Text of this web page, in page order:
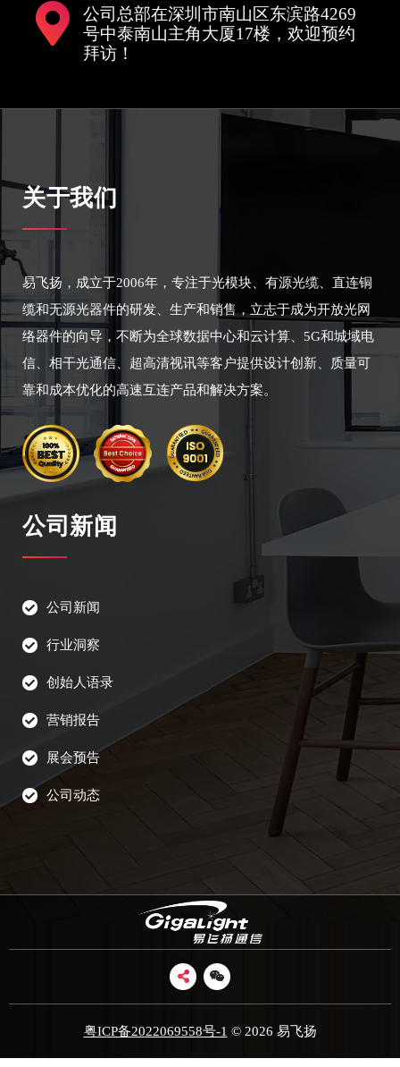
公司总部在深圳市南山区东滨路4269
号中泰南山主角大厦17楼，欢迎预约
拜访！
关于我们
易飞扬，成立于2006年，专注于光模块、有源光缆、直连铜
缆和无源光器件的研发、生产和销售，立志于成为开放光网
络器件的向导，不断为全球数据中心和云计算、5G和城域电
信、相干光通信、超高清视讯等客户提供设计创新、质量可
靠和成本优化的高速互连产品和解决方案。
公司新闻
公司新闻
行业洞察
创始人语录
营销报告
展会预告
公司动态
粤ICP备2022069558号-1 © 2026 易飞扬